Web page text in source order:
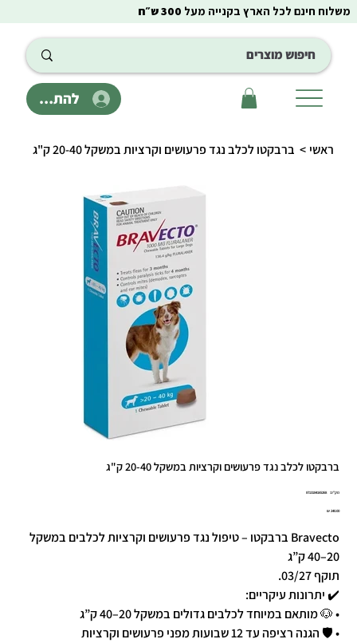
להתחבר
משלוח חינם לכל הארץ בקנייה מעל 300 ש״ח
ראשי > ברבקטו לכלב נגד פרעושים וקרציות במשקל 20-40 ק"ג
ברבקטו לכלב נגד פרעושים וקרציות במשקל 20-40 ק"ג
מק"ט:
מק"ט
8713184165268
מחיר‏240.00 ‏₪
Bravecto ברבקטו – טיפול נגד פרעושים וקרציות לכלבים במשקל
20–40 ק”ג
תוקף 03/27.
✔️ יתרונות עיקריים:
• 🐶 מותאם במיוחד לכלבים גדולים במשקל 20–40 ק”ג
• 🛡️ הגנה רציפה עד 12 שבועות מפני פרעושים וקרציות